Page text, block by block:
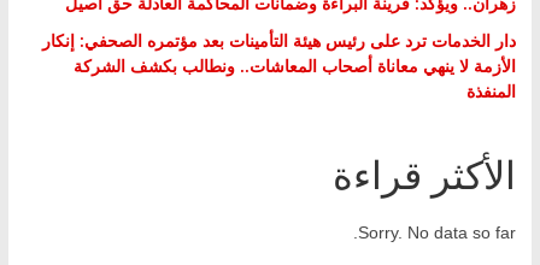
دار الخدمات ترد على رئيس هيئة التأمينات بعد مؤتمره الصحفي: إنكار
الأزمة لا ينهي معاناة أصحاب المعاشات.. ونطالب بكشف الشركة
المنفذة
الأكثر قراءة
Sorry. No data so far.